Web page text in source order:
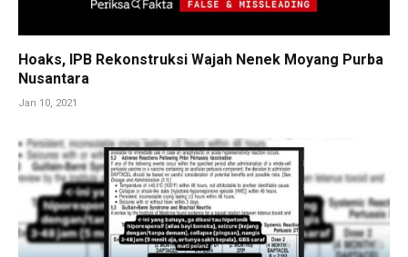
Hoaks, IPB Rekonstruksi Wajah Nenek Moyang Purba
Nusantara
Jan 10, 2021